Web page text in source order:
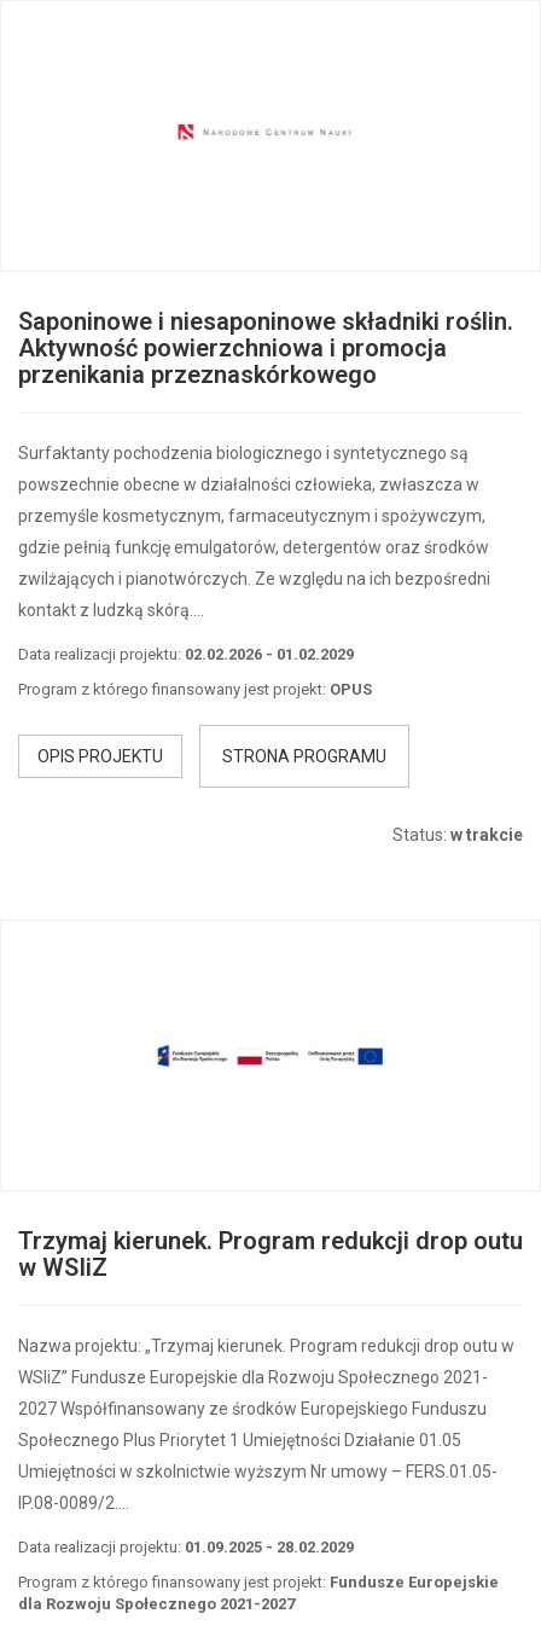
Saponinowe i niesaponinowe składniki roślin.
Aktywność powierzchniowa i promocja
przenikania przeznaskórkowego
Surfaktanty pochodzenia biologicznego i syntetycznego są
powszechnie obecne w działalności człowieka, zwłaszcza w
przemyśle kosmetycznym, farmaceutycznym i spożywczym,
gdzie pełnią funkcję emulgatorów, detergentów oraz środków
zwilżających i pianotwórczych. Ze względu na ich bezpośredni
kontakt z ludzką skórą….
Data realizacji projektu: 02.02.2026 - 01.02.2029
Program z którego finansowany jest projekt: OPUS
OPIS PROJEKTU STRONA PROGRAMU
Status: w trakcie
Trzymaj kierunek. Program redukcji drop outu
w WSIiZ
Nazwa projektu: „Trzymaj kierunek. Program redukcji drop outu w
WSIiZ” Fundusze Europejskie dla Rozwoju Społecznego 2021-
2027 Współfinansowany ze środków Europejskiego Funduszu
Społecznego Plus Priorytet 1 Umiejętności Działanie 01.05
Umiejętności w szkolnictwie wyższym Nr umowy – FERS.01.05-
IP.08-0089/2….
Data realizacji projektu: 01.09.2025 - 28.02.2029
Program z którego finansowany jest projekt: Fundusze Europejskie
dla Rozwoju Społecznego 2021-2027